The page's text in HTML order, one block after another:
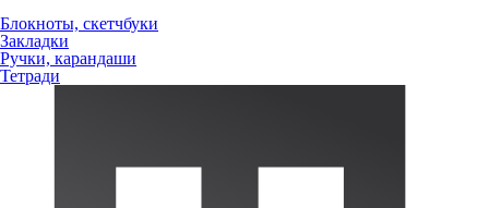
Блокноты, скетчбуки
Закладки
Ручки, карандаши
Тетради